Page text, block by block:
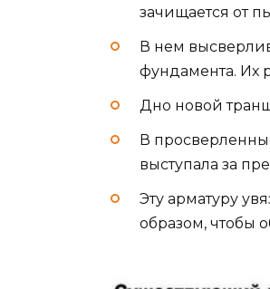
зачищается от
В нем
фундамента. Их
Дно новой
В
выступала за
Эту арматуру
образом, чтобы